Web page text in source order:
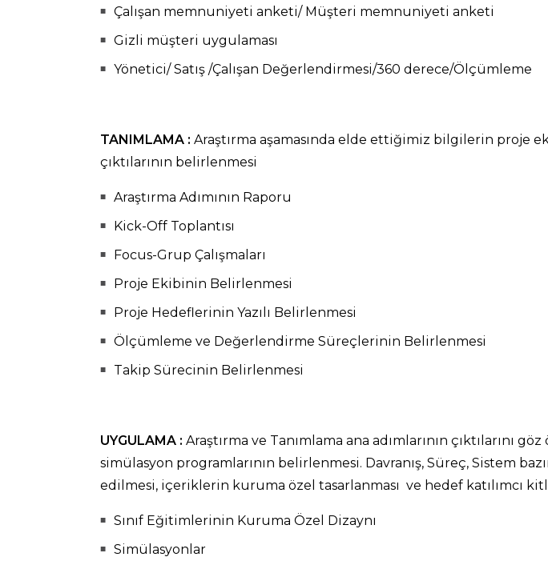
Çalışan memnuniyeti anketi/ Müşteri memnuniyeti anketi
Gizli müşteri uygulaması
Yönetici/ Satış /Çalışan Değerlendirmesi/360 derece/Ölçümleme
TANIMLAMA : Araştırma aşamasında elde ettiğimiz bilgilerin proje
çıktılarının belirlenmesi
Araştırma Adımının Raporu
Kick-Off Toplantısı
Focus-Grup Çalışmaları
Proje Ekibinin Belirlenmesi
Proje Hedeflerinin Yazılı Belirlenmesi
Ölçümleme ve Değerlendirme Süreçlerinin Belirlenmesi
Takip Sürecinin Belirlenmesi
UYGULAMA : Araştırma ve Tanımlama ana adımlarının çıktılarını
simülasyon programlarının belirlenmesi. Davranış, Süreç, Sistem
edilmesi, içeriklerin kuruma özel tasarlanması ve hedef katılımcı
Sınıf Eğitimlerinin Kuruma Özel Dizaynı
Simülasyonlar